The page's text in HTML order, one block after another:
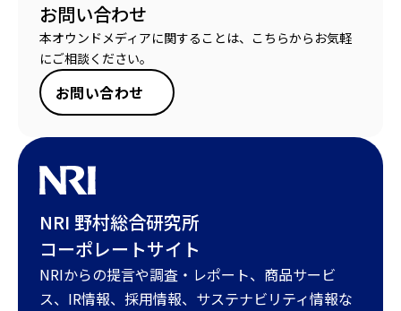
お問い合わせ
本オウンドメディアに関することは、こちらからお気軽
にご相談ください。
お問い合わせ
NRI 野村総合研究所
コーポレートサイト
NRIからの提言や調査・レポート、商品サービ
ス、IR情報、採用情報、サステナビリティ情報な